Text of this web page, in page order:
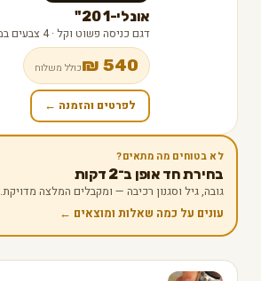
אונלי-1 20"
דגם כניסה פשוט וקל · 4 צבעים במלאי
540 ₪ כולל משלוח
לפרטים והזמנה ←
לא בטוחים מה מתאים?
בחירת חד אופן ב־2 דקות
גובה, גיל וסגנון רכיבה — ומקבלים המלצה מדויקת.
עונים על כמה שאלות ומוצאים ←